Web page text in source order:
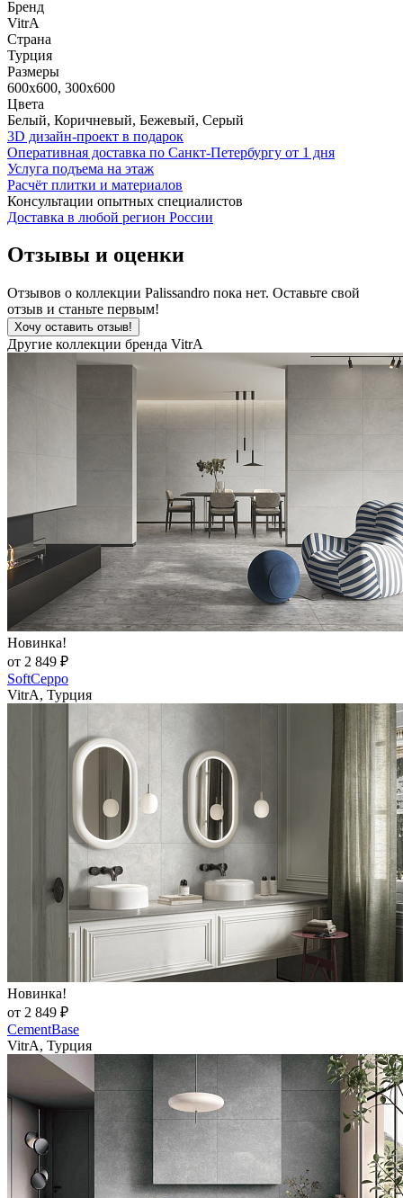
Бренд
VitrA
Страна
Турция
Размеры
600x600, 300x600
Цвета
Белый, Коричневый, Бежевый, Серый
3D дизайн-проект в подарок
Оперативная доставка по Санкт-Петербургу от 1 дня
Услуга подъема на этаж
Расчёт плитки и материалов
Консультации опытных специалистов
Доставка в любой регион России
Отзывы и оценки
Отзывов о коллекции Palissandro пока нет. Оставьте свой
отзыв и станьте первым!
Хочу оставить отзыв!
Другие коллекции бренда VitrA
Новинка!
от 2 849 ₽
SoftCeppo
VitrA, Турция
Новинка!
от 2 849 ₽
CementBase
VitrA, Турция